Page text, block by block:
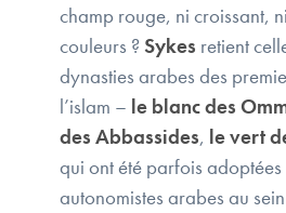
champ rouge, ni croissant,
couleurs ?Sykes retient
dynasties arabes des
l’islam – le blanc des
des Abbassides, le vert
qui ont été parfois
autonomistes arabes au